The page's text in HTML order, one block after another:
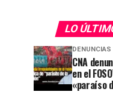
LO
DENUNCIAS
CNA
en el
«paraíso